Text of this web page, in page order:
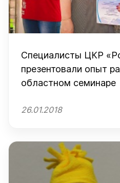
Специалисты ЦКР
презентовали опыт
областном семинаре
26.01.2018